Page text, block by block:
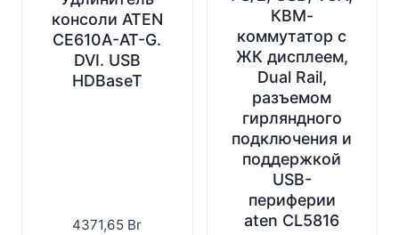
консоли ATEN
CE610A-AT-G.
DVI. USB
HDBaseT
4371,65 Br
КВМ-
коммутатор с
ЖК дисплеем,
Dual Rail,
разъемом
гирляндного
подключения и
поддержкой
USB-
периферии
aten CL5816